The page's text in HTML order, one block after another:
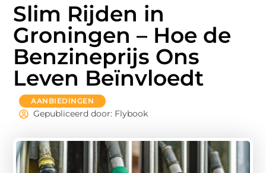
Slim Rijden in
Groningen – Hoe de
Benzineprijs Ons
Leven Beïnvloedt
AANBIEDINGEN
Gepubliceerd door: Flybook